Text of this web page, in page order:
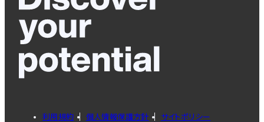
利用規約 個人情報保護方針 サイトポリシー